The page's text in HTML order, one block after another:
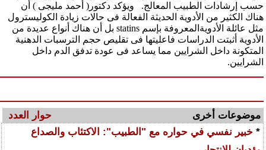
حسب إرشادات الطبيب المعالج. ويؤكد دكتور( أحمد مليجى ) أن
هناك الكثير من الأدوية الحديثة الفعالة فى حالات زيادة الكوليسترول
مثل عائلة الأدويةالمعروفة بإسم statins بل أن هناك أنواع عديدة من
الأدوية أثبتت الدراسات فاعليتها فى تقليص حجم الترسبات الدهنية
المتكونة داخل الشرايين مما يساعد فى عودة تدفق الدم داخل
الشرايين.
موضوعات أخرى
حوار العدد
* خبير نفسي في حواره مع "الطبيب": الاكتئاب والصداع